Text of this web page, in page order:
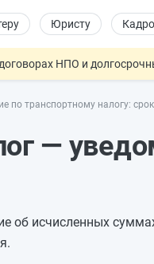
Юристу
НПО и
распространили на
упрощении госзакупок по
по транспортному налогу:
—
об исчисленных